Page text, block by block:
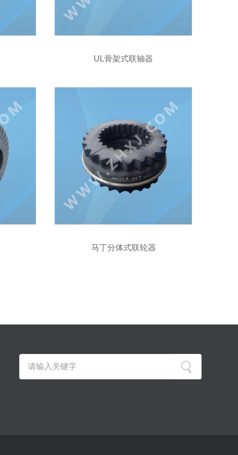
UL骨架式联轴器
马丁分体式联轮器